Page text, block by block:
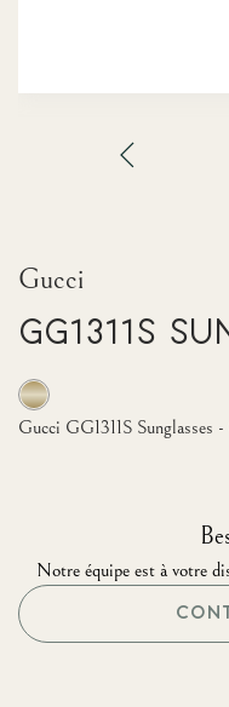
Gucci
GG1311S
Gucci GG1311S
Notre équipe est à votre